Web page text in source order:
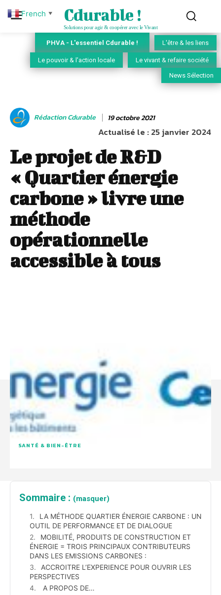
Cdurable !
Solutions pour agir & coopérer avec le Vivant
PHVA - L'essentiel Cdurable ! L'être & les liens
Le pouvoir & l'action locale Le vivant & refaire société
News Sélection
Rédaction Cdurable 19 octobre 2021
Actualisé le :25 janvier 2024
Le projet de R&D
« Quartier énergie
carbone » livre une
méthode
opérationnelle
accessible à tous
SANTÉ & BIEN-ÊTRE
Sommaire : (masquer)
LA MÉTHODE QUARTIER ÉNERGIE CARBONE : UN
OUTIL DE PERFORMANCE ET DE DIALOGUE
MOBILITÉ, PRODUITS DE CONSTRUCTION ET
ÉNERGIE = TROIS PRINCIPAUX CONTRIBUTEURS
DANS LES EMISSIONS CARBONES :
ACCROITRE L’EXPERIENCE POUR OUVRIR LES
PERSPECTIVES
A PROPOS DE…
French ▼